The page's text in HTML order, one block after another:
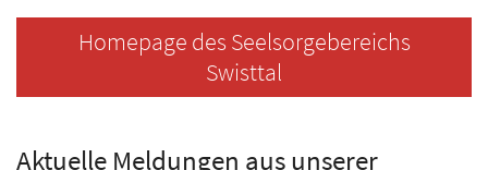
Homepage des Seelsorgebereichs
Swisttal
Aktuelle Meldungen aus unserer